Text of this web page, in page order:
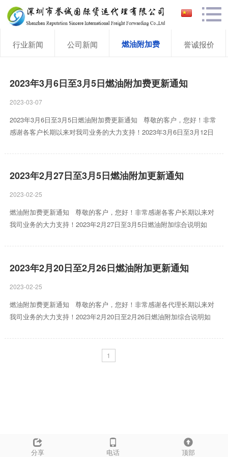
行业新闻 公司新闻 燃油附加费 誉诚报价
2023年3月6日至3月5日燃油附加费更新通知
2023-03-07
2023年3月6日至3月5日燃油附加费更新通知 尊敬的客户，您好！非常
感谢各客户长期以来对我司业务的大力支持！2023年3月6日至3月12日
2023年2月27日至3月5日燃油附加更新通知
2023-02-25
燃油附加费更新通知 尊敬的客户，您好！非常感谢各客户长期以来对
我司业务的大力支持！2023年2月27日至3月5日燃油附加综合说明如
2023年2月20日至2月26日燃油附加更新通知
2023-02-25
燃油附加费更新通知 尊敬的客户，您好！非常感谢各代理长期以来对
我司业务的大力支持！2023年2月20日至2月26日燃油附加综合说明如
1
分享 电话 顶部